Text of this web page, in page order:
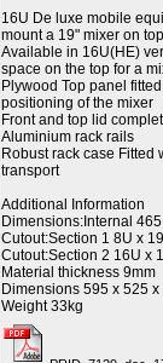
16U De luxe mobile
mount a 19" mixer on
Available in 16U(HE)
space on the top for a
Plywood Top panel
positioning of the mixer
Front and top lid
Aluminium rack rails
Robust rack case Fitted
transport
Additional Information
Dimensions:Internal
Cutout:Section 1 8U x
Cutout:Section 2 16U x
Material thickness 9mm
Dimensions 595 x 525
Weight 33kg